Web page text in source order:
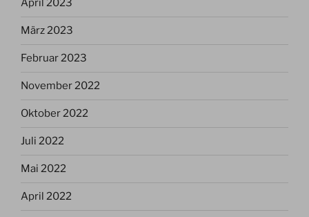
April 2023
März 2023
Februar 2023
November 2022
Oktober 2022
Juli 2022
Mai 2022
April 2022